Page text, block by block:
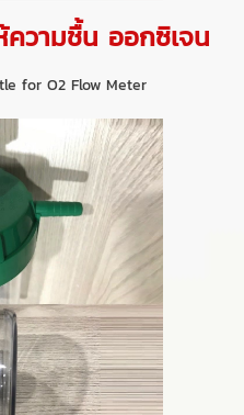
ความชื้น ออกซิเจน
for O2 Flow Meter